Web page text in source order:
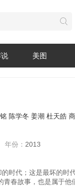
美图
陈学冬 姜潮 杜天皓
年份： 2013
时代；这是最坏的时
春故事，也是属于他